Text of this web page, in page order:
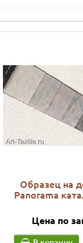
Образец на
Panorama
Цена по